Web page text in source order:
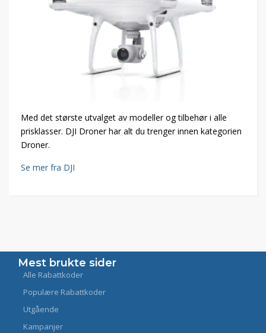
Med det største utvalget av modeller og tilbehør i alle
prisklasser. DJI Droner har alt du trenger innen kategorien
Droner.
Se mer fra DJI
Mest brukte sider
Alle Rabattkoder
Populære Rabattkoder
Utgående
Kampanjer